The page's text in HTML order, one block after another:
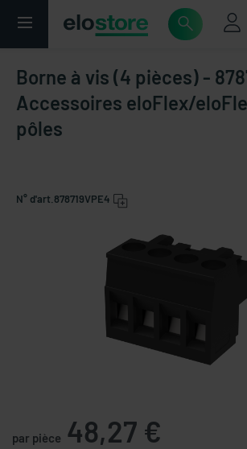
Borne à vis (4 pièces) -
Accessoires eloFlex/
pôles
N° d'art. 878719VPE4
par pièce 48,27 €